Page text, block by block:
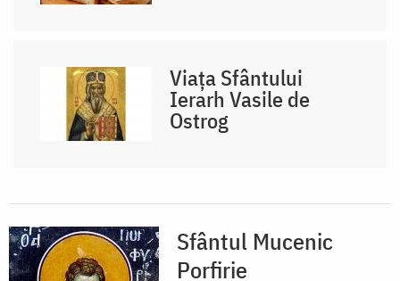
Viața Sfântului
Ierarh Vasile de
Ostrog
Sfântul Mucenic
Porfirie